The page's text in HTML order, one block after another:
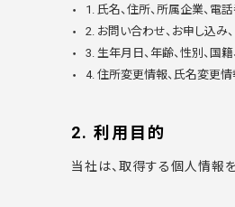
1. 氏名、住所、所属企業、電
2. お問い合わせ、お申し込み
3. 生年月日、年齢、性別、国
4. 住所変更情報、氏名変更
2. 利用目的
当社は、取得する個人情報